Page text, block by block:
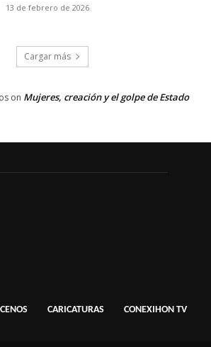
13 de febrero de 2026
Cargar más
on Mujeres, creación y el golpe de Estado
CARICATURAS CONEXIHON TV